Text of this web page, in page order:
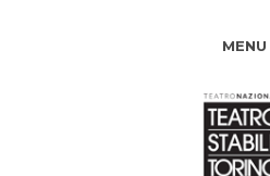
MENU